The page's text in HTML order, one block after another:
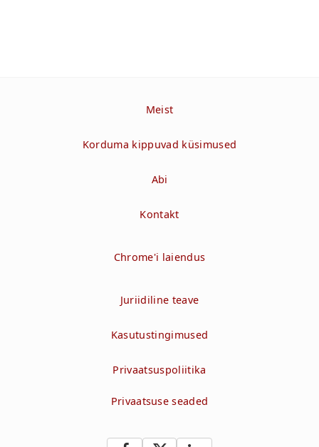
Meist
Korduma kippuvad küsimused
Abi
Kontakt
Chrome'i laiendus
Juriidiline teave
Kasutustingimused
Privaatsuspoliitika
Privaatsuse seaded